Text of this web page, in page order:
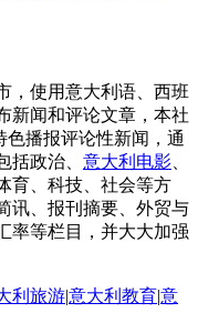
，使用意大利语、西班
新闻和评论文章，本社
色播报评论性新闻，通
括政治、 意大利电影
育、科技、社会等方
讯、报刊摘要、外贸与
率等栏目，并大大加强
利旅游|意大利教育|意